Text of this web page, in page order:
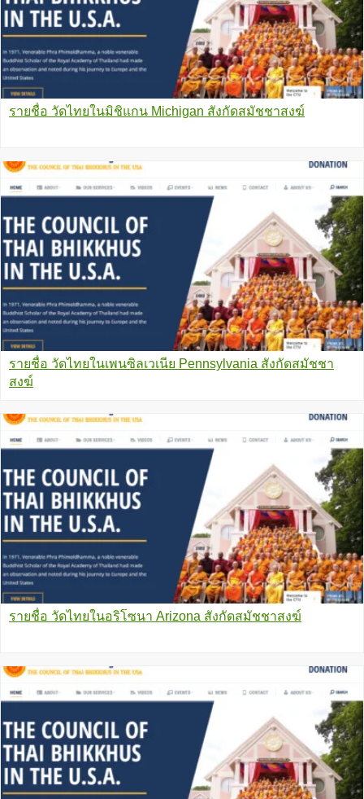
รายชื่อ วัดไทยในมิชิแกน Michigan สังกัดสมัชชาสงฆ์
รายชื่อ วัดไทยในเพนซิลเวเนีย Pennsylvania สังกัดสมัชชา
สงฆ์
รายชื่อ วัดไทยในอริโซนา Arizona สังกัดสมัชชาสงฆ์